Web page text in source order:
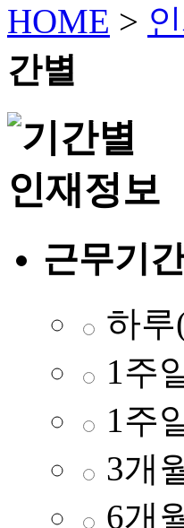
HOME >
간별
근무기
하루
1주
1주
3개
6개